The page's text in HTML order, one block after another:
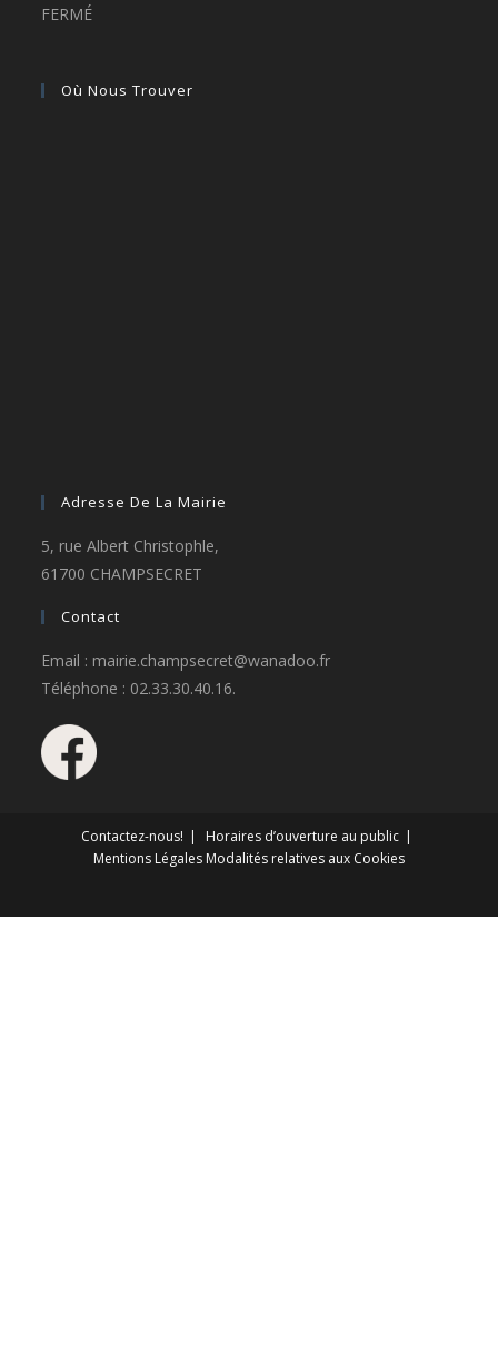
FERMÉ
Où Nous Trouver
Adresse De La Mairie
5, rue Albert Christophle,
61700 CHAMPSECRET
Contact
Email : mairie.champsecret@wanadoo.fr
Téléphone : 02.33.30.40.16.
Contactez-nous!
Horaires d’ouverture au public
Mentions Légales Modalités relatives aux Cookies